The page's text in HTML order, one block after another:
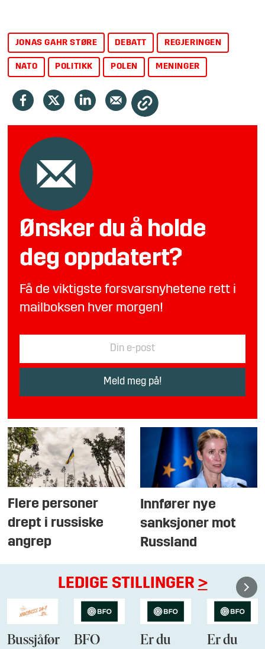
JONAS GAHR STØRE DEBATT REGJERINGEN
NATO POLITIKK POLEN MENINGER
Ønsker du å holde
deg oppdatert?
Få de viktigste forsvarsnyhetene rett i
mailboksen hver morgen!
Flere personer
drept i russiske
angrep
Innfører nye
sanksjoner mot
Russland
LEDIGE STILLINGER >
Bussjåfør
BFO
Er du
Er du